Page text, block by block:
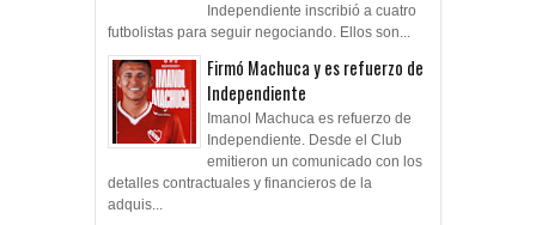
Independiente inscribió a cuatro
futbolistas para seguir negociando. Ellos son...
Firmó Machuca y es refuerzo de
Independiente
Imanol Machuca es refuerzo de
Independiente. Desde el Club
emitieron un comunicado con los
detalles contractuales y financieros de la
adquis...